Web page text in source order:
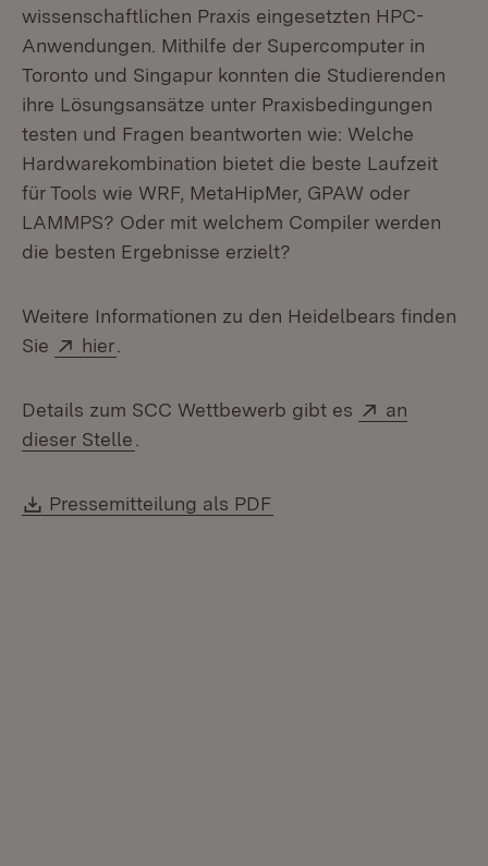
wissenschaftlichen Praxis eingesetzten HPC-
Anwendungen. Mithilfe der Supercomputer in
Toronto und Singapur konnten die Studierenden
ihre Lösungsansätze unter Praxisbedingungen
testen und Fragen beantworten wie: Welche
Hardwarekombination bietet die beste Laufzeit
für Tools wie WRF, MetaHipMer, GPAW oder
LAMMPS? Oder mit welchem Compiler werden
die besten Ergebnisse erzielt?
Weitere Informationen zu den Heidelbears finden
Sie
Extern:
hier
Details zum SCC Wettbewerb gibt es Extern:
an
dieser Stelle
Download:
Pressemitteilung als PDF